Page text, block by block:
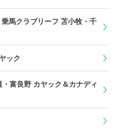
馬クラブリーフ 苫小牧・千
ック
富良野 カヤック＆カナディ